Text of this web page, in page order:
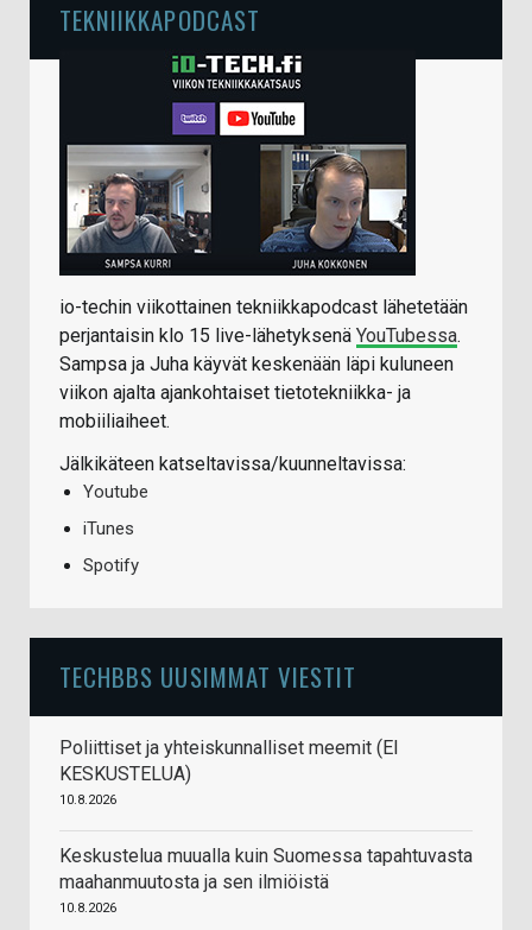
TEKNIIKKAPODCAST
io-techin viikottainen tekniikkapodcast lähetetään
perjantaisin klo 15 live-lähetyksenä YouTubessa.
Sampsa ja Juha käyvät keskenään läpi kuluneen
viikon ajalta ajankohtaiset tietotekniikka- ja
mobiiliaiheet.
Jälkikäteen katseltavissa/kuunneltavissa:
Youtube
iTunes
Spotify
TECHBBS UUSIMMAT VIESTIT
Poliittiset ja yhteiskunnalliset meemit (EI
KESKUSTELUA)
10.8.2026
Keskustelua muualla kuin Suomessa tapahtuvasta
maahanmuutosta ja sen ilmiöistä
10.8.2026